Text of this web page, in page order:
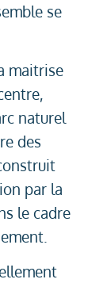
se
maitrise
naturel
des
par la
le cadre